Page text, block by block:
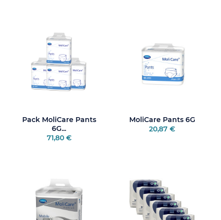
Pack MoliCare Pants
6G...
71,80 €
MoliCare Pants 6G
20,87 €